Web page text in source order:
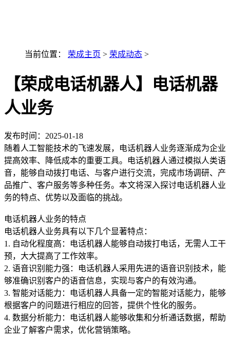
当前位置： 荣成主页 > 荣成动态 >
【荣成电话机器人】电话机器
人业务
发布时间： 2025-01-18
随着人工智能技术的飞速发展，电话机器人业务逐渐成为企业
提高效率、降低成本的重要工具。电话机器人通过模拟人类语
音，能够自动拨打电话、与客户进行交流，完成市场调研、产
品推广、客户服务等多种任务。本文将深入探讨电话机器人业
务的特点、优势以及面临的挑战。
电话机器人业务的特点
电话机器人业务具有以下几个显著特点：
1. 自动化程度高：电话机器人能够自动拨打电话，无需人工干
预，大大提高了工作效率。
2. 语音识别能力强：电话机器人采用先进的语音识别技术，能
够准确识别客户的语音信息，实现与客户的有效沟通。
3. 智能对话能力：电话机器人具备一定的智能对话能力，能够
根据客户的问题进行相应的回答，提供个性化的服务。
4. 数据分析能力：电话机器人能够收集和分析通话数据，帮助
企业了解客户需求，优化营销策略。